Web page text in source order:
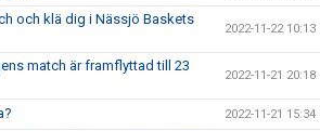
och klä dig i Nässjö Baskets
2022-11-22 10:13
match är framflyttad till 23
2022-11-21 20:18
2022-11-21 15:34